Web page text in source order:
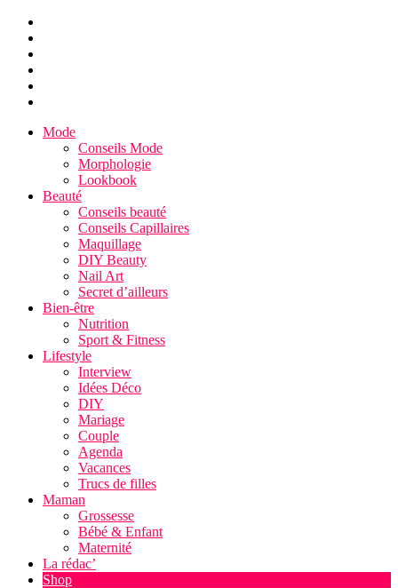
Mode
Conseils Mode
Morphologie
Lookbook
Beauté
Conseils beauté
Conseils Capillaires
Maquillage
DIY Beauty
Nail Art
Secret d’ailleurs
Bien-être
Nutrition
Sport & Fitness
Lifestyle
Interview
Idées Déco
DIY
Mariage
Couple
Agenda
Vacances
Trucs de filles
Maman
Grossesse
Bébé & Enfant
Maternité
La rédac’
Shop